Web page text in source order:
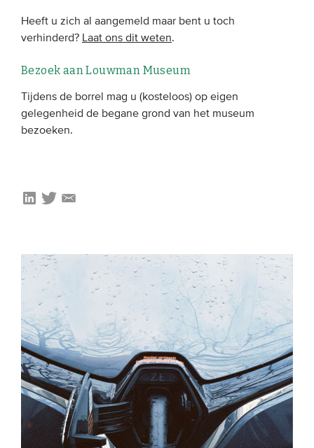
Heeft u zich al aangemeld maar bent u toch
verhinderd? Laat ons dit weten.
Bezoek aan Louwman Museum
Tijdens de borrel mag u (kosteloos) op eigen
gelegenheid de begane grond van het museum
bezoeken.